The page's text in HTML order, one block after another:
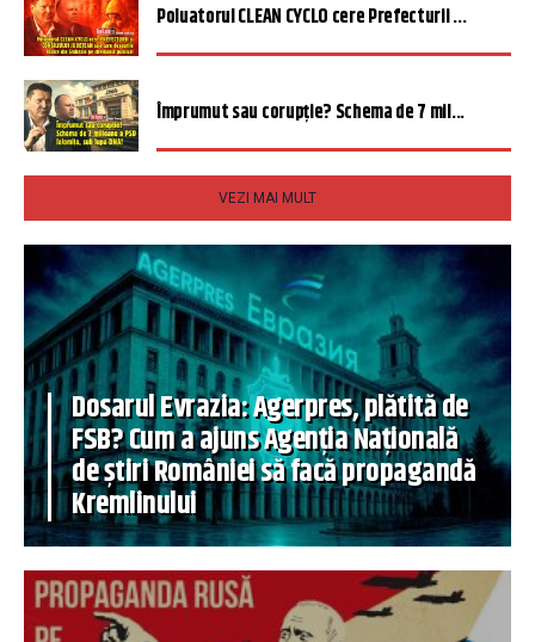
Poluatorul CLEAN CYCLO cere Prefecturii ...
Împrumut sau corupție? Schema de 7 mil...
VEZI MAI MULT
Dosarul Evrazia: Agerpres, plătită de
FSB? Cum a ajuns Agenția Națională
de știri României să facă propagandă
Kremlinului